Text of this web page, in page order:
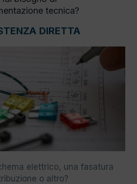
tecnica?
DIRETTA
elettrico, una fasatura
o altro?